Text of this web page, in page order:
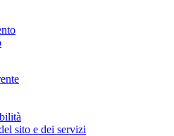
sito e dei servizi